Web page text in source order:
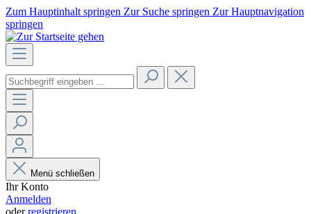
Zum Hauptinhalt springen Zur Suche springen Zur Hauptnavigation
springen
Menü schließen
Ihr Konto
Anmelden
oderregistrieren